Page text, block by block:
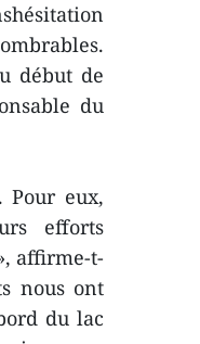
début de
du
Pour eux,
efforts
affirme-t-
nous ont
du lac